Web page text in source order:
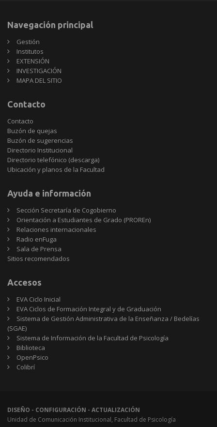
Navegación principal
Gestión
Institutos
EXTENSIÓN
INVESTIGACIÓN
MAPA DEL SITIO
Contacto
Contacto
Buzón de quejas
Buzón de sugerencias
Directorio Institucional
Directorio telefónico (descarga)
Ubicación y planos de la Facultad
Ayuda e información
Sección Secretaría de Cogobierno
Orientación a Estudiantes de Grado (PROREn)
Relaciones internacionales
Radio enFuga
Sala de Prensa
Sitios
Sitios recomendados
Accesos
EVA Ciclo Inicial
EVA Ciclos de Formación Integral y de Graduación
Sistema de Gestión Administrativa de la Enseñanza / Bedelías
(SGAE)
Sistema de Información de la Facultad de Psicología
Biblioteca
OpenPsico
Colibrí
DISEÑO - CONFIGURACIÓN - ACTUALIZACIÓN
Unidad de Comunicación Institucional, Facultad de Psicología